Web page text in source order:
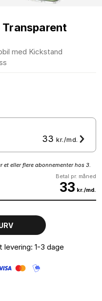
Transparent
med Kickstand
33 kr./md.
eller flere abonnementer hos 3.
Betal pr. måned
33 kr./md.
levering: 1-3 dage